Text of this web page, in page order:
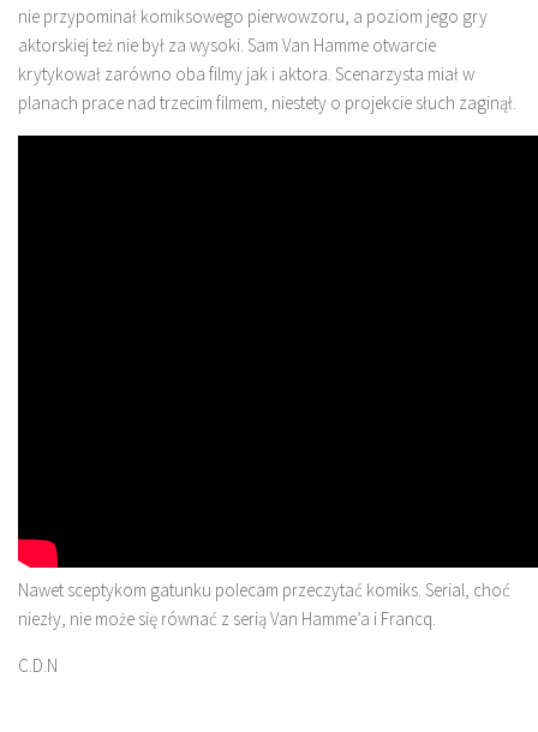
nie przypominał komiksowego pierwowzoru, a poziom jego gry
aktorskiej też nie był za wysoki. Sam Van Hamme otwarcie
krytykował zarówno oba filmy jak i aktora. Scenarzysta miał w
planach prace nad trzecim filmem, niestety o projekcie słuch zaginął.
Nawet sceptykom gatunku polecam przeczytać komiks. Serial, choć
niezły, nie może się równać z serią Van Hamme’a i Francq.
C.D.N